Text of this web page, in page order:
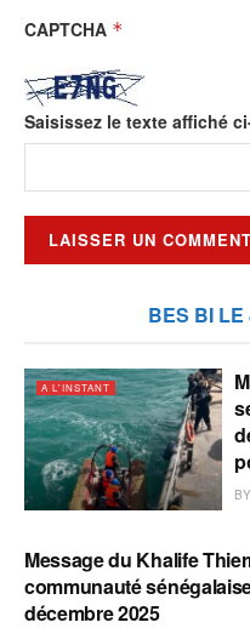
CAPTCHA *
Saisissez le texte affiché
BES BI LE
A L'INSTANT
BY
A L'INSTANT
Message du Khalife
communauté
décembre 2025